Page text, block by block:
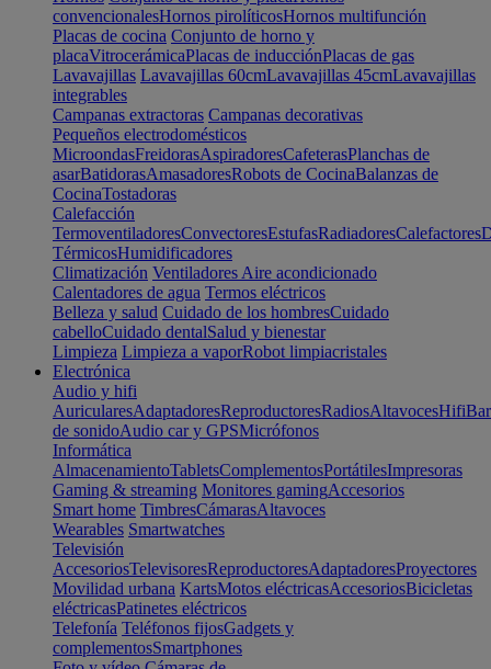
convencionalesHornos pirolíticosHornos multifunción
Placas de cocina Conjunto de horno y
placaVitrocerámicaPlacas de inducciónPlacas de gas
Lavavajillas Lavavajillas 60cmLavavajillas 45cmLavavajillas
integrables
Campanas extractoras Campanas decorativas
Pequeños electrodomésticos
MicroondasFreidorasAspiradoresCafeterasPlanchas de
asarBatidorasAmasadoresRobots de CocinaBalanzas de
CocinaTostadoras
Calefacción
TermoventiladoresConvectoresEstufasRadiadoresCalefactores
TérmicosHumidificadores
Climatización Ventiladores Aire acondicionado
Calentadores de agua Termos eléctricos
Belleza y salud Cuidado de los hombresCuidado
cabelloCuidado dentalSalud y bienestar
Limpieza Limpieza a vaporRobot limpiacristales
Electrónica
Audio y hifi
AuricularesAdaptadoresReproductoresRadiosAltavocesHifi
de sonidoAudio car y GPSMicrófonos
Informática
AlmacenamientoTabletsComplementosPortátilesImpresoras
Gaming & streaming Monitores gamingAccesorios
Smart home TimbresCámarasAltavoces
Wearables Smartwatches
Televisión
AccesoriosTelevisoresReproductoresAdaptadoresProyectores
Movilidad urbana KartsMotos eléctricasAccesoriosBicicletas
eléctricasPatinetes eléctricos
Telefonía Teléfonos fijosGadgets y
complementosSmartphones